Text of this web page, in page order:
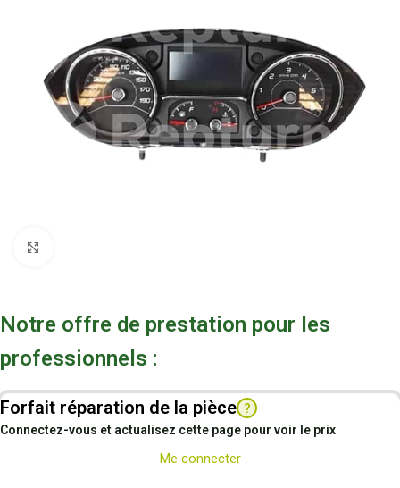
Notre offre de prestation pour les
professionnels :
Forfait réparation de la pièce ?
Connectez-vous et actualisez cette page pour voir le prix
Me connecter